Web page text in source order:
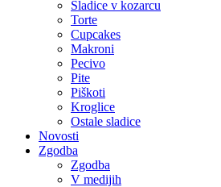
Sladice v kozarcu
Torte
Cupcakes
Makroni
Pecivo
Pite
Piškoti
Kroglice
Ostale sladice
Novosti
Zgodba
Zgodba
V medijih